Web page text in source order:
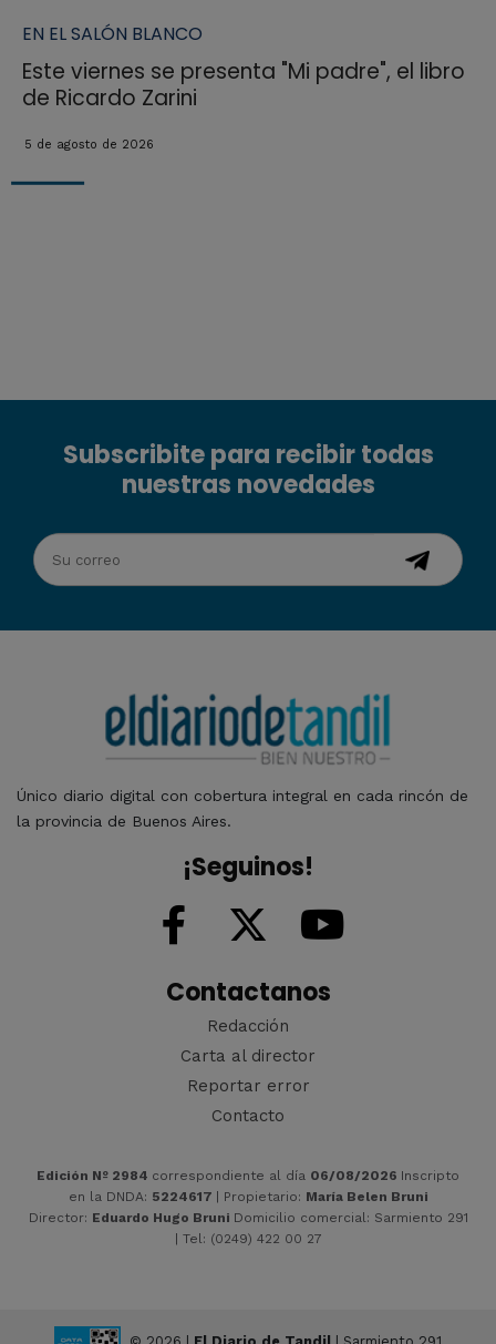
EN EL SALÓN BLANCO
Este viernes se presenta "Mi padre", el libro
de Ricardo Zarini
5 de agosto de 2026
Subscribite para recibir todas
nuestras novedades
Único diario digital con cobertura integral en cada rincón de
la provincia de Buenos Aires.
¡Seguinos!
Contactanos
Redacción
Carta al director
Reportar error
Contacto
Edición Nº 2984 correspondiente al día 06/08/2026 Inscripto
en la DNDA: 5224617 | Propietario: María Belen Bruni
Director: Eduardo Hugo Bruni Domicilio comercial: Sarmiento 291
| Tel: (0249) 422 00 27